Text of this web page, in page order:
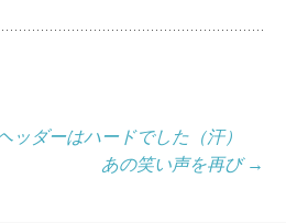
ッダーはハードでした（汗）
あの笑い声を再び →